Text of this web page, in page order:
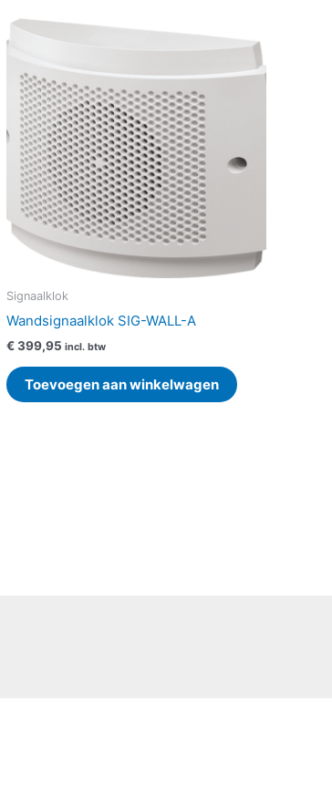
Signaalklok
Wandsignaalklok SIG-WALL-A
€399,95 incl. btw
Toevoegen aan winkelwagen